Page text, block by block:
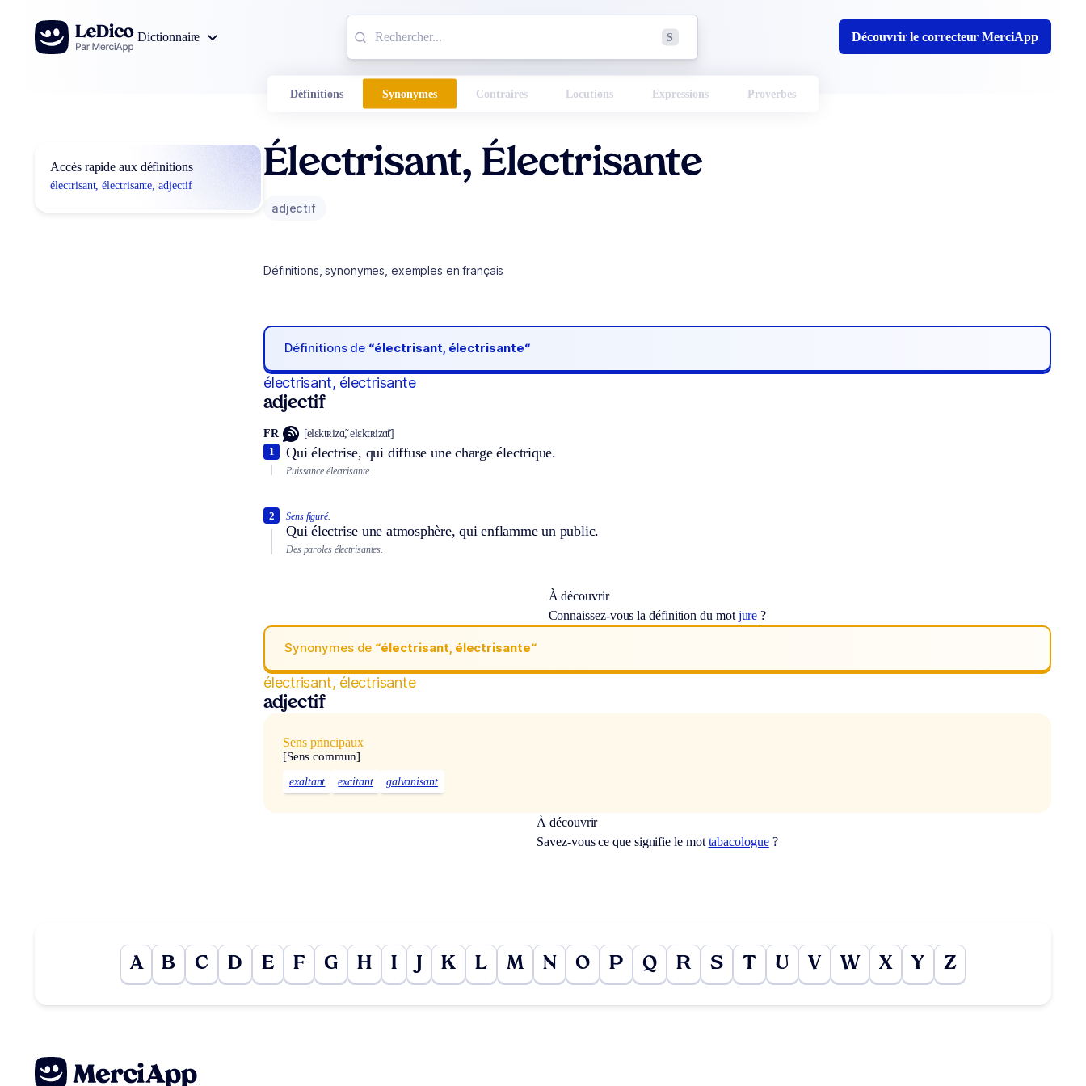
Aller au contenu
Dictionnaire
S Découvrir le correcteur MerciApp
Définitions Synonymes Contraires Locutions Expressions Proverbes
Accès rapide aux définitions
électrisant, électrisante, adjectif
Électrisant, Électrisante
adjectif
Définitions, synonymes, exemples en français
Définitions de “électrisant, électrisante“
électrisant, électrisante
adjectif
FR [elɛktʀizɑ̃, elɛktʀizɑ̃t]
Qui électrise, qui diffuse une charge électrique.
1
Puissance électrisante.
Sens figuré.
Qui électrise une atmosphère, qui enflamme un public.
2
Des paroles électrisantes.
À découvrir
Connaissez-vous la définition du mot jure ?
Synonymes de “électrisant, électrisante“
électrisant, électrisante
adjectif
Sens principaux
[Sens commun]
exaltant excitant galvanisant
À découvrir
Savez-vous ce que signifie le mot tabacologue?
A B C D E F G H I J K L M N O P Q R S T U V W X Y Z